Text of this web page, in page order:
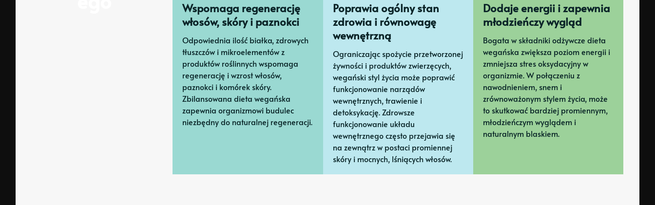
Wspomaga regenerację
włosów, skóry i paznokci
Odpowiednia ilość białka, zdrowych
tłuszczów i mikroelementów z
produktów roślinnych wspomaga
regenerację i wzrost włosów,
paznokci i komórek skóry.
Zbilansowana dieta wegańska
zapewnia organizmowi budulec
niezbędny do naturalnej regeneracji.
Poprawia ogólny stan
zdrowia i równowagę
wewnętrzną
Ograniczając spożycie przetworzonej
żywności i produktów zwierzęcych,
wegański styl życia może poprawić
funkcjonowanie narządów
wewnętrznych, trawienie i
detoksykację. Zdrowsze
funkcjonowanie układu
wewnętrznego często przejawia się
na zewnątrz w postaci promiennej
skóry i mocnych, lśniących włosów.
Dodaje energii i zapewnia
młodzieńczy wygląd
Bogata w składniki odżywcze dieta
wegańska zwiększa poziom energii i
zmniejsza stres oksydacyjny w
organizmie. W połączeniu z
nawodnieniem, snem i
zrównoważonym stylem życia, może
to skutkować bardziej promiennym,
młodzieńczym wyglądem i
naturalnym blaskiem.